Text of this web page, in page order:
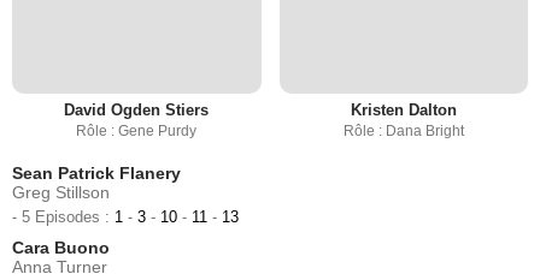
David Ogden Stiers
Rôle : Gene Purdy
Kristen Dalton
Rôle : Dana Bright
Sean Patrick Flanery
Greg Stillson
- 5 Episodes : 1 - 3 - 10 - 11 - 13
Cara Buono
Anna Turner